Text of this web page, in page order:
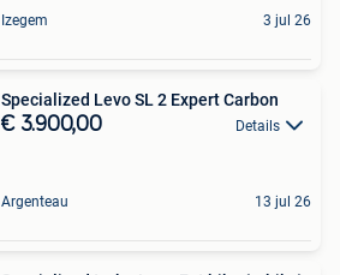
Izegem 3 jul 26
Specialized Levo SL 2 Expert Carbon
€ 3.900,00 Details
Argenteau 13 jul 26